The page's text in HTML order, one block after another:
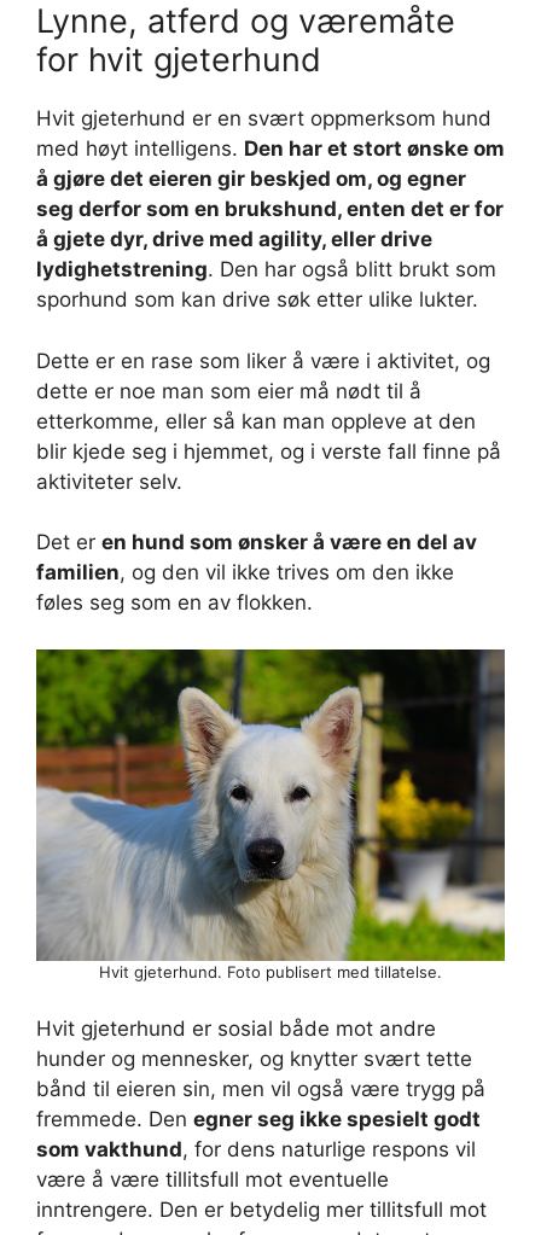
Lynne, atferd og væremåte
for hvit gjeterhund
Hvit gjeterhund er en svært oppmerksom hund
med høyt intelligens. Den har et stort ønske om
å gjøre det eieren gir beskjed om, og egner
seg derfor som en brukshund, enten det er for
å gjete dyr, drive med agility, eller drive
lydighetstrening. Den har også blitt brukt som
sporhund som kan drive søk etter ulike lukter.
Dette er en rase som liker å være i aktivitet, og
dette er noe man som eier må nødt til å
etterkomme, eller så kan man oppleve at den
blir kjede seg i hjemmet, og i verste fall finne på
aktiviteter selv.
Det er en hund som ønsker å være en del av
familien, og den vil ikke trives om den ikke
føles seg som en av flokken.
Hvit gjeterhund. Foto publisert med tillatelse.
Hvit gjeterhund er sosial både mot andre
hunder og mennesker, og knytter svært tette
bånd til eieren sin, men vil også være trygg på
fremmede. Den egner seg ikke spesielt godt
som vakthund, for dens naturlige respons vil
være å være tillitsfull mot eventuelle
inntrengere. Den er betydelig mer tillitsfull mot